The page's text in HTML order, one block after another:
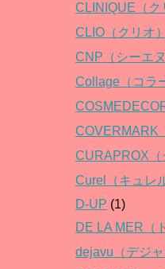
CLINIQUE（ク
CLIO（クリオ）
CNP（シーエヌ
Collage（コラ
COVERMARK
CURAPROX（
Curel（キュレ
D-UP (1)
DE LA MER（
dejavu（デジャ